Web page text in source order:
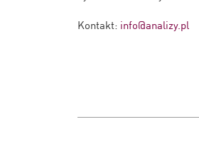
Kontakt: info@analizy.pl